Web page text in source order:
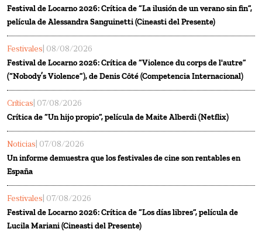
Festival de Locarno 2026: Crítica de “La ilusión de un verano sin fin”,
película de Alessandra Sanguinetti (Cineasti del Presente)
Festivales | 08/08/2026
Festival de Locarno 2026: Crítica de “Violence du corps de l'autre”
(“Nobody’s Violence”), de Denis Côté (Competencia Internacional)
Críticas | 07/08/2026
Crítica de “Un hijo propio”, película de Maite Alberdi (Netflix)
Noticias | 07/08/2026
Un informe demuestra que los festivales de cine son rentables en
España
Festivales | 07/08/2026
Festival de Locarno 2026: Crítica de “Los días libres”, película de
Lucila Mariani (Cineasti del Presente)